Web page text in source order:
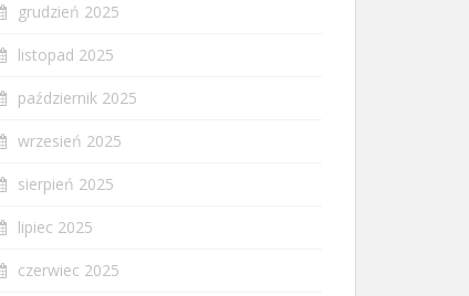
grudzień 2025
listopad 2025
październik 2025
wrzesień 2025
sierpień 2025
lipiec 2025
czerwiec 2025